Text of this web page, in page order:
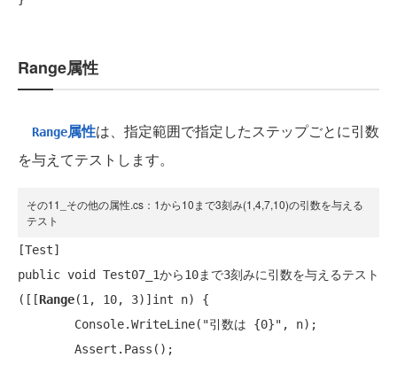
Range属性
Range属性は、指定範囲で指定したステップごとに引数
を与えてテストします。
その11_その他の属性.cs：1から10まで3刻み(1,4,7,10)の引数を与える
テスト
[Test
public void Test07_1から10まで3刻みに引数を与えるテスト
([[Range(1, 10, 3)]int n) {
Console.WriteLine( "引数は {0}" , n);
Assert .Pass();